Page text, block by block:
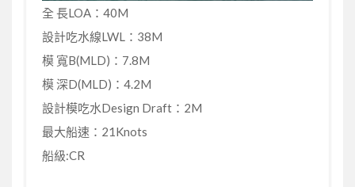
全 長LOA：40M
設計吃水線LWL：38M
模 寬B(MLD)：7.8M
模 深D(MLD)：4.2M
設計模吃水Design Draft：2M
最大船速：21Knots
船級:CR